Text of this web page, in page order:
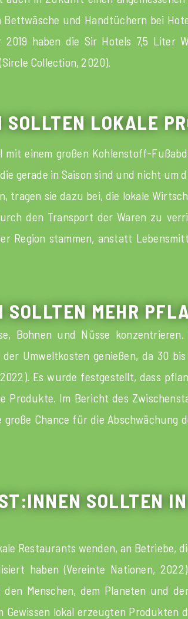
und Handtüchern bei
haben die Sir Hotels 7,5 Liter
Collection, 2020).
LOKALE
mit einem großen Kohlenstoff-
gerade in Saison sind und nicht
tragen sie dazu bei, die lokale
den Transport der Waren zu
Region stammen, anstatt
MEHR
Bohnen und Nüsse
Umweltkosten genießen, da 30
Es wurde festgestellt, dass
Produkte. Im Bericht des
Chance für die Abschwächung
SOLLTEN
Restaurants wenden, an Betriebe,
haben (Vereinte Nationen,
Menschen, dem Planeten und
lokal erzeugten Produkten